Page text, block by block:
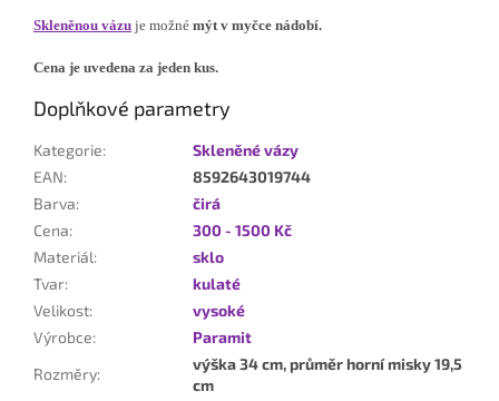
Skleněnou vázu je možné mýt v myčce nádobí.
Cena je uvedena za jeden kus.
Doplňkové parametry
Kategorie:
Skleněné vázy
EAN:
8592643019744
Barva:
čirá
Cena:
300 - 1500 Kč
Materiál:
sklo
Tvar:
kulaté
Velikost:
vysoké
Výrobce:
Paramit
Rozměry:
výška 34 cm, průměr horní misky 19,5
cm